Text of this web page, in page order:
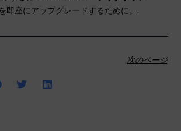
即座にアップグレードするために。.
次のページ